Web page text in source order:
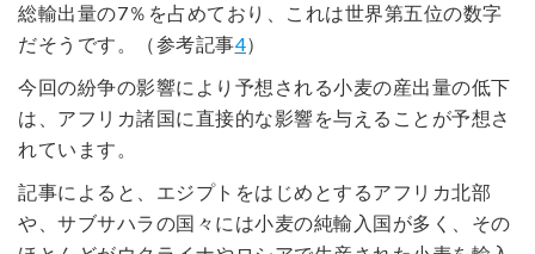
総輸出量の7％を占めており、これは世界第五位の数字
だそうです。（参考記事4）
今回の紛争の影響により予想される小麦の産出量の低下
は、アフリカ諸国に直接的な影響を与えることが予想さ
れています。
記事によると、エジプトをはじめとするアフリカ北部
や、サブサハラの国々には小麦の純輸入国が多く、その